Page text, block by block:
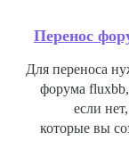
Перенос
Для переноса
форума fluxbb,
если
которые вы